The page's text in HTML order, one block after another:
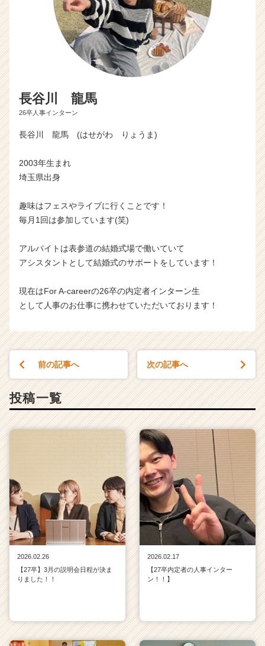
長谷川 龍馬
26卒人事インターン
長谷川 龍馬 (はせがわ りょうま)
2003年生まれ
埼玉県出身
趣味はフェスやライブに行くことです！
毎月1回は参加しています(笑)
アルバイトは表参道の結婚式場で働いていて
アシスタントとして結婚式のサポートをしています！
現在はFor A-careerの26卒の内定者インターン生
として人事のお仕事に携わせていただいております！
前の記事へ 次の記事へ
投稿一覧
2026.02.26
【27卒】3月の説明会日程が決ま
りました！！
2026.02.17
【27卒内定者の人事インター
ン！！】